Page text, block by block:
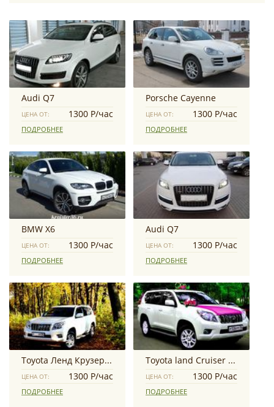
Audi Q7
ЦЕНА ОТ: 1300 Р/час
ПОДРОБНЕЕ
Porsche Cayenne
ЦЕНА ОТ: 1300 Р/час
ПОДРОБНЕЕ
BMW X6
ЦЕНА ОТ: 1300 Р/час
ПОДРОБНЕЕ
Audi Q7
ЦЕНА ОТ: 1300 Р/час
ПОДРОБНЕЕ
Toyota Ленд Крузер Прадо
ЦЕНА ОТ: 1300 Р/час
ПОДРОБНЕЕ
Toyota land Cruiser Prado
ЦЕНА ОТ: 1300 Р/час
ПОДРОБНЕЕ